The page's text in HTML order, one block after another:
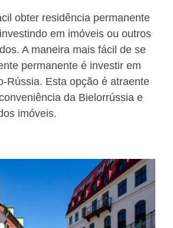
obter residência permanente
em imóveis ou outros
A maneira mais fácil de se
permanente é investir em
Rússia. Esta opção é atraente
da Bielorrússia e
imóveis.